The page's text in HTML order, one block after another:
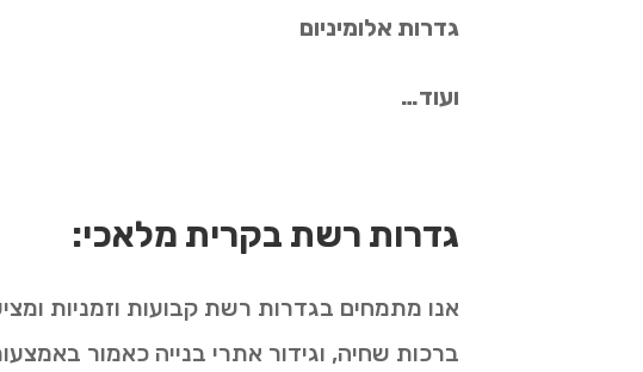
גדרות אלומיניום
ועוד…
גדרות רשת בקרית מלאכי:
אנו מתמחים בגדרות רשת קבועות וזמניות
ברכות שחיה, וגידור אתרי בנייה כאמור